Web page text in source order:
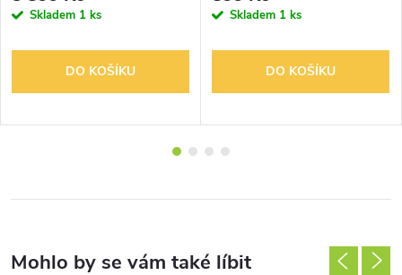
Skladem 1 ks
DO KOŠÍKU
Skladem 1 ks
DO KOŠÍKU